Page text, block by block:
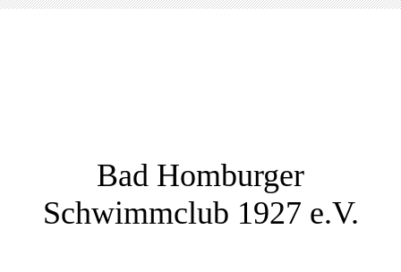
Bad Homburger
Schwimmclub 1927 e.V.